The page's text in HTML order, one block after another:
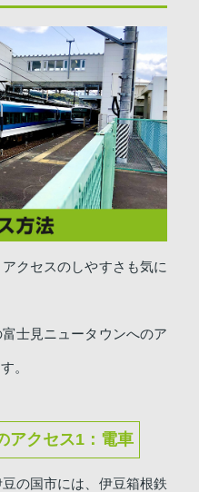
クセスのしやすさも気に
士見ニュータウンへのア
。
アクセス1：電車
の国市には、伊豆箱根鉄